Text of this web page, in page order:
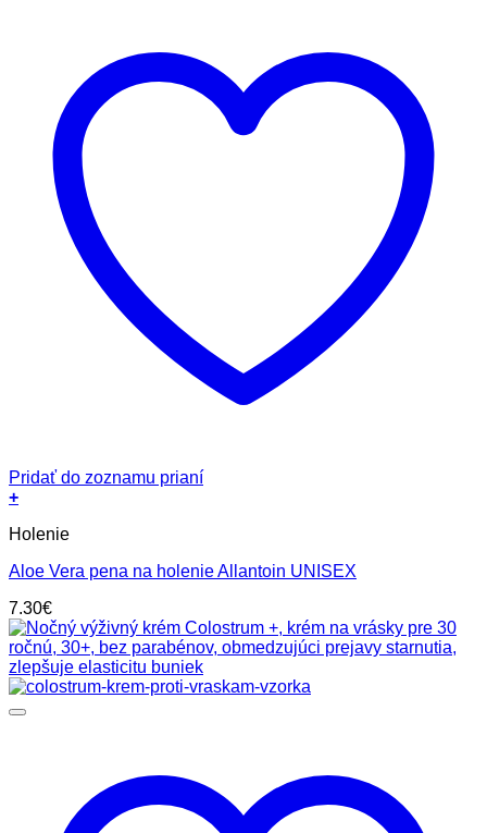
Pridať do zoznamu prianí
+
Holenie
Aloe Vera pena na holenie Allantoin UNISEX
7.30€